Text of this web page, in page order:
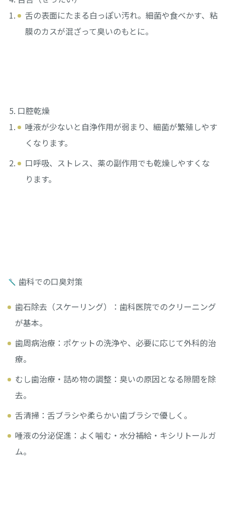
舌の表面にたまる白っぽい汚れ。細菌や食べかす、粘
膜のカスが混ざって臭いのもとに。
口腔乾燥
唾液が少ないと自浄作用が弱まり、細菌が繁殖しやす
くなります。
口呼吸、ストレス、薬の副作用でも乾燥しやすくな
ります。
歯科での口臭対策
歯石除去（スケーリング）：歯科医院でのクリーニング
が基本。
歯周病治療：ポケットの洗浄や、必要に応じて外科的治
療。
むし歯治療・詰め物の調整：臭いの原因となる隙間を除
去。
舌清掃：舌ブラシや柔らかい歯ブラシで優しく。
唾液の分泌促進：よく噛む・水分補給・キシリトールガ
ム。